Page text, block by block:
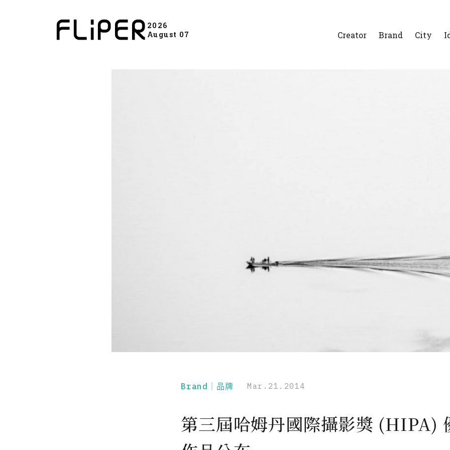
2026
August 07
Creator Brand City
Brand｜品牌 Mar.21.2014
第三屆哈姆丹國際攝影獎 (HIPA)